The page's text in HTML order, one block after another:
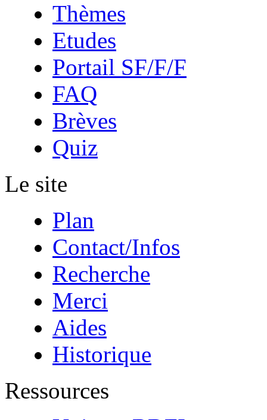
Thèmes
Etudes
Portail SF/F/F
FAQ
Brèves
Quiz
Le site
Plan
Contact/Infos
Recherche
Merci
Aides
Historique
Ressources